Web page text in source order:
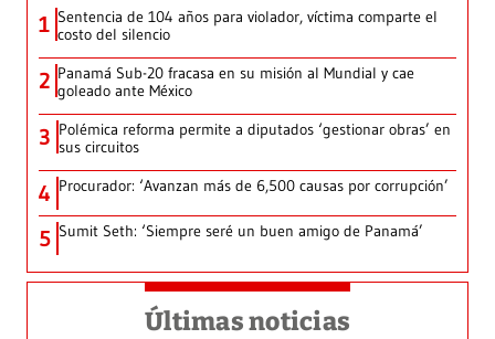
1 Sentencia de 104 años para violador, víctima comparte el
costo del silencio
2 Panamá Sub-20 fracasa en su misión al Mundial y cae
goleado ante México
3 Polémica reforma permite a diputados ‘gestionar obras’ en
sus circuitos
4 Procurador: ‘Avanzan más de 6,500 causas por corrupción’
5 Sumit Seth: ‘Siempre seré un buen amigo de Panamá’
Últimas noticias